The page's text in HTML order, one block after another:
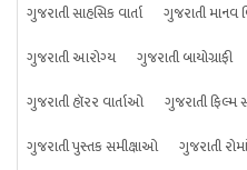
ગુજરાતી સાહસિક વાર્તા
ગુજરાતી માનવ
ગુજરાતી આરોગ્ય
ગુજરાતી બાયોગ્રાફી
ગુજરાતી હૉરર વાર્તાઓ
ગુજરાતી ફિલ્મ
ગુજરાતી પુસ્તક સમીક્ષાઓ
ગુજરાતી